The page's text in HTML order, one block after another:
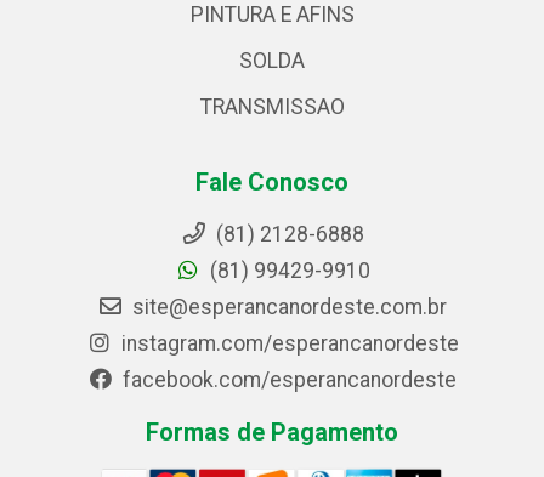
PINTURA E AFINS
SOLDA
TRANSMISSAO
Fale Conosco
(81) 2128-6888
(81) 99429-9910
site@esperancanordeste.com.br
instagram.com/esperancanordeste
facebook.com/esperancanordeste
Formas de Pagamento